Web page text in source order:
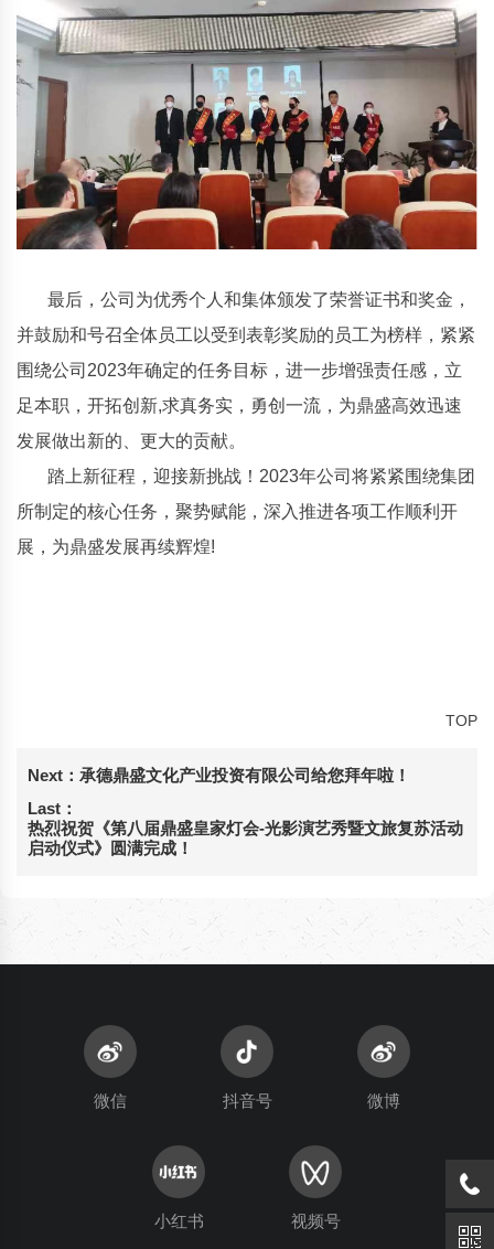
最后，公司为优秀个人和集体颁发了荣誉证书和奖金，
并鼓励和号召全体员工以受到表彰奖励的员工为榜样，紧紧
围绕公司2023年确定的任务目标，进一步增强责任感，立
足本职，开拓创新,求真务实，勇创一流，为鼎盛高效迅速
发展做出新的、更大的贡献。
踏上新征程，迎接新挑战！2023年公司将紧紧围绕集团
所制定的核心任务，聚势赋能，深入推进各项工作顺利开
展，为鼎盛发展再续辉煌!
TOP
Next： 承德鼎盛文化产业投资有限公司给您拜年啦！
Last：
热烈祝贺《第八届鼎盛皇家灯会-光影演艺秀暨文旅复苏活动
启动仪式》圆满完成！
微信 抖音号 微博
小红书 视频号